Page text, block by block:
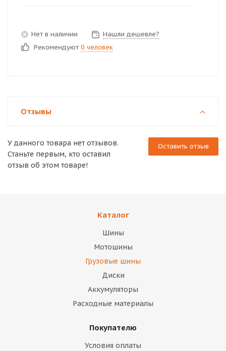
Нет в наличии
Нашли дешевле?
Рекомендуют 0 человек
Отзывы
Оставить отзыв
У данного товара нет отзывов.
Станьте первым, кто оставил
отзыв об этом товаре!
Каталог
Шины
Мотошины
Грузовые шины
Диски
Аккумуляторы
Расходные материалы
Покупателю
Условия оплаты